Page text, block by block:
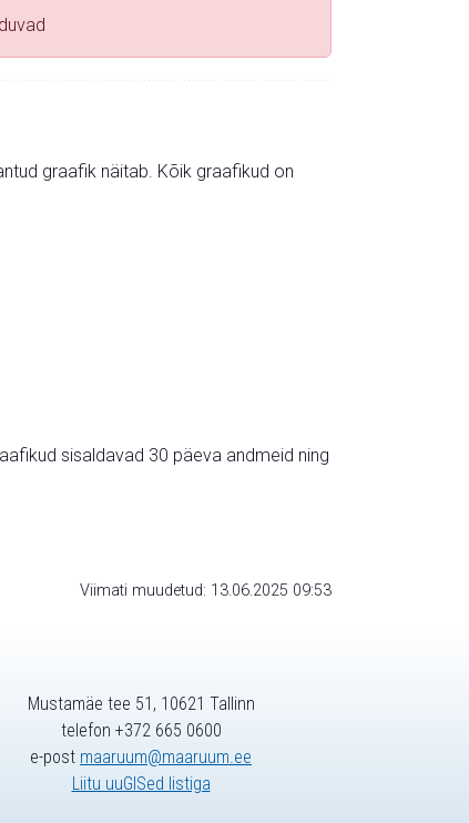
graafik näitab. Kõik graafikud on
sisaldavad 30 päeva andmeid ning
Viimati muudetud: 13.06.2025 09:53
Mustamäe tee 51, 10621 Tallinn
telefon +372 665 0600
e-post maaruum@maaruum.ee
Liitu uuGISed listiga